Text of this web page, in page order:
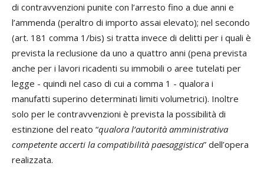
di contravvenzioni punite con l’arresto fino a due anni e
l’ammenda (peraltro di importo assai elevato); nel secondo
(art. 181 comma 1/bis) si tratta invece di delitti per i quali è
prevista la reclusione da uno a quattro anni (pena prevista
anche per i lavori ricadenti su immobili o aree tutelati per
legge - quindi nel caso di cui a comma 1 - qualora i
manufatti superino determinati limiti volumetrici). Inoltre
solo per le contravvenzioni è prevista la possibilità di
estinzione del reato “qualora l’autorità amministrativa
competente accerti la compatibilità paesaggistica” dell’opera
realizzata.